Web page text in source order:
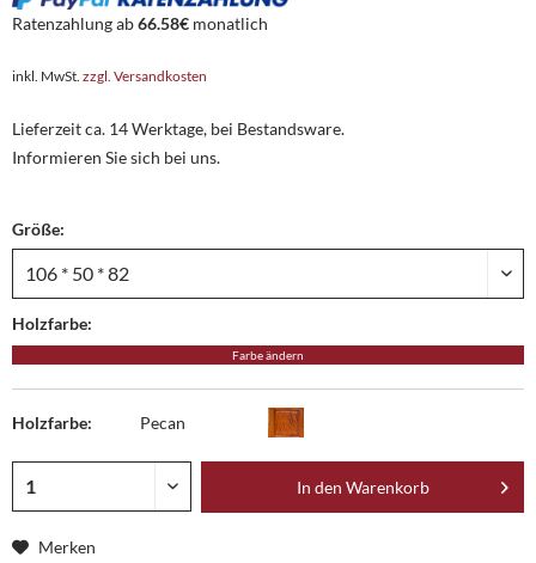
Ratenzahlung ab66.58€ monatlich
inkl. MwSt. zzgl. Versandkosten
Lieferzeit ca. 14 Werktage, bei Bestandsware.
Informieren Sie sich bei uns.
Größe:
Holzfarbe:
Farbe ändern
Holzfarbe: Pecan
In den Warenkorb
Merken